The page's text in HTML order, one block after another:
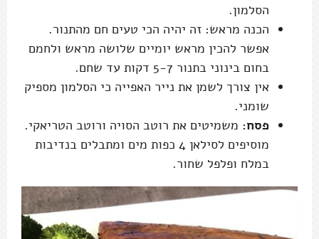
הסלמון.
הכנה מראש: זה יהיה הכי טעים חם מהתנור.
אפשר להכין מראש יומיים שלושה מראש ולחמם
בחום בינוני בתנור 5-7 דקות עד שחם.
אין צורך לשמן את נייר האפייה כי הסלמון מספיק
שומני.
פסח: משמיטים את רוטב הסויה ורוטב הטריאקי.
מוסיפים לסילאן 4 כפות מים ומתבלים בנדיבות
במלח ופלפל שחור.